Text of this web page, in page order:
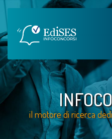
il motore di ricerca